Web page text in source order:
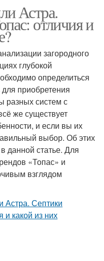
Астра.
отличия и
загородного
глубокой
определиться
приобретения
разных систем с
же существует
и если вы их
выбор. Об этих
данной статье. Для
«Топас» и
взглядом